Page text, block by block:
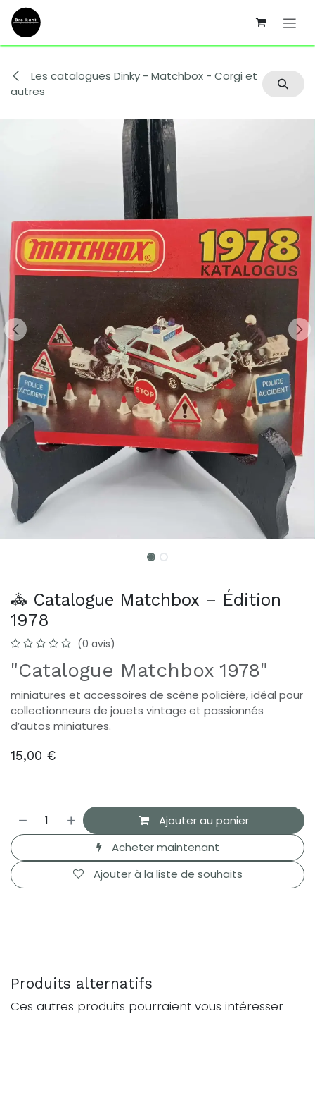
Se rendre au contenu
Les catalogues Dinky - Matchbox - Corgi et
autres
🚓 Catalogue Matchbox – Édition
1978
(0 avis)
"Catalogue Matchbox 1978"
miniatures et accessoires de scène policière, idéal pour
collectionneurs de jouets vintage et passionnés
d’autos miniatures.
15,00 €
Ajouter au panier
Acheter maintenant
Ajouter à la liste de souhaits
Produits alternatifs
Ces autres produits pourraient vous intéresser